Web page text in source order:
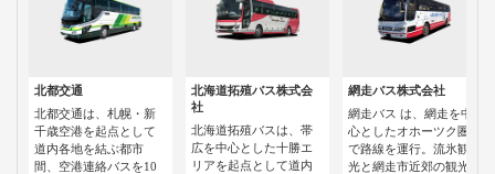
北都交通
北都交通は、札幌・新
千歳空港を起点として
道内各地を結ぶ都市
間、空港連絡バスを10
北海道拓殖バス株式会
社
北海道拓殖バスは、帯
広を中心とした十勝エ
リアを起点として道内
網走バス株式会社
網走バス は、網走を中
心としたオホーツク圏
で路線を運行。流氷観
光と網走市近郊の観光